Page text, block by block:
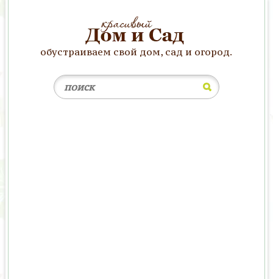
обустраиваем свой дом, сад и огород.